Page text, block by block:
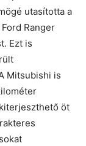
utasította a
Ranger
Ezt is
Mitsubishi is
öt